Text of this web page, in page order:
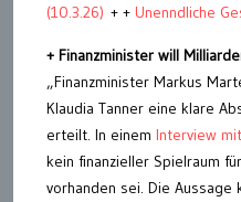
(10.3.26) + + Unenndliche
+ Finanzminister will
„Finanzminister Markus
Klaudia Tanner eine klare
erteilt. In einem Interview
kein finanzieller Spielraum
vorhanden sei. Die Aussage